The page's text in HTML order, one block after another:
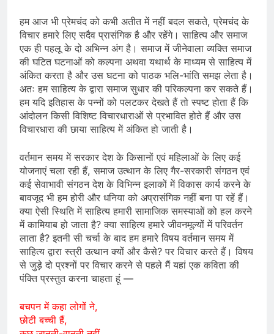
हम आज भी प्रेमचंद को कभी अतीत में नहीं बदल सकते, प्रेमचंद के
विचार हमारे लिए सदैव प्रासंगिक है और रहेंगे। साहित्य और समाज
एक ही पहलू के दो अभिन्न अंग है। समाज में जीनेवाला व्यक्ति समाज
की घटित घटनाओं को कल्पना अथवा यथार्थ के माध्यम से साहित्य में
अंकित करता है और उस घटना को पाठक भलि-भांति समझ लेता है।
अतः हम साहित्य के द्वारा समाज सुधार की परिकल्पना कर सकते हैं।
हम यदि इतिहास के पन्नों को पलटकर देखते हैं तो स्पष्ट होता हैं कि
आंदोलन किसी विशिष्ट विचारधाराओं से प्रभावित होते हैं और उस
विचारधारा की छाया साहित्य में अंकित हो जाती है।
वर्तमान समय में सरकार देश के किसानों एवं महिलाओं के लिए कई
योजनाएं चला रही हैं, समाज उत्थान के लिए गैर-सरकारी संगठन एवं
कई सेवाभावी संगठन देश के विभिन्न इलाकों में विकास कार्य करने के
बावजूद भी हम होरी और धनिया को अप्रासंगिक नहीं बना पा रहें हैं।
क्या ऐसी स्थिति में साहित्य हमारी सामाजिक समस्याओं को हल करने
में कामियाब हो जाता है? क्या साहित्य हमारे जीवनमूल्यों में परिवर्तन
लाता है? इतनी सी चर्चा के बाद हम हमारे विषय वर्तमान समय में
साहित्य द्वारा स्त्री उत्थान क्यों और कैसे? पर विचार करते हैं। विषय
से जुड़े दो प्रश्नों पर विचार करने से पहले मैं यहां एक कविता की
पंक्ति प्रस्तुत करना चाहता हूं —
बचपन में कहा लोगों ने,
छोटी बच्ची हैं,